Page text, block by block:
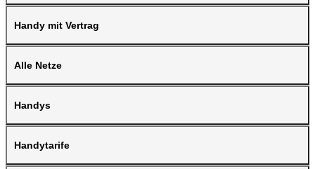
Handy mit Vertrag
Alle Netze
Handys
Handytarife